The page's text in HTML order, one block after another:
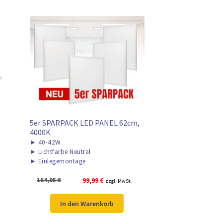
5er SPARPACK LED PANEL 62cm,
4000K
► 40-42W
► Lichtfarbe Neutral
► Einlegemontage
164,95€
Ursprünglicher
war:
164,95 €
99,99€Aktueller
ist:
99,99 €.
zzgl. MwSt.
In den Warenkorb